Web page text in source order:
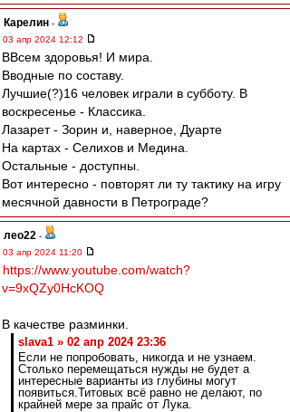
Карелин -
03 апр 2024 12:12
ВВсем здоровья! И мира.
Вводные по составу.
Лучшие(?)16 человек играли в субботу. В
воскресенье - Классика.
Лазарет - Зорин и, наверное, Дуарте
На картах - Селихов и Медина.
Остальные - доступны.
Вот интересно - повторят ли ту тактику на игру
месячной давности в Петрограде?
лео22 -
03 апр 2024 11:20
https://www.youtube.com/watch?
v=9xQZy0HcKOQ
В качестве разминки.
slava1 » 02 апр 2024 23:36
Если не попробовать, никогда и не узнаем.
Столько перемещаться нужды не будет а
интересные варианты из глубины могут
появиться.Титовых всё равно не делают, по
крайней мере за прайс от Лука.